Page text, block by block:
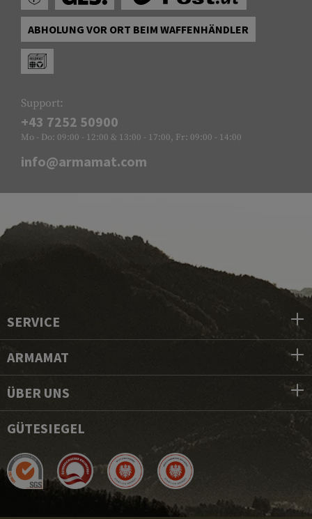
ABHOLUNG VOR ORT BEIM WAFFENHÄNDLER
Support:
+43 7252 50900
Mo - Do: 09:00 - 12:00 & 13:00 - 17:00, Fr: 09:00 - 14:00
info@armamat.com
SERVICE
ARMAMAT
ÜBER UNS
GÜTESIEGEL